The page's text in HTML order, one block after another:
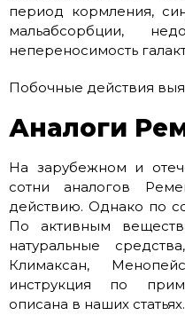
период кормления,
мальабсорбции,
непереносимость
Побочные действия
Аналоги
На зарубежном и
сотни аналогов
действию. Однако по
По активным
натуральные
Климаксан,
инструкция по
описана в наших статьях.